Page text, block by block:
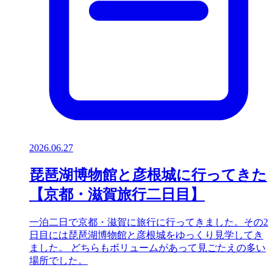
2026.06.27
琵琶湖博物館と彦根城に行ってきた
【京都・滋賀旅行二日目】
一泊二日で京都・滋賀に旅行に行ってきました。その2
日目には琵琶湖博物館と彦根城をゆっくり見学してき
ました。 どちらもボリュームがあって見ごたえの多い
場所でした。